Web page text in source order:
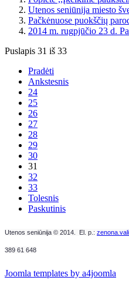
Utenos seniūnija miesto
Pačkėnuose puokščių
2014 m. rugpjūčio 23 d.
Puslapis 31 iš 33
Pradėti
Ankstesnis
24
25
26
27
28
29
30
31
32
33
Tolesnis
Paskutinis
Utenos seniūnija © 2014. El. p.:
389 61 648
Joomla templates by a4joomla